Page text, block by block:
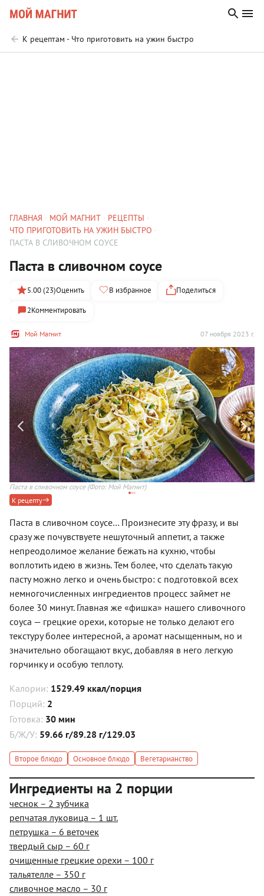
К рецептам - Что приготовить на ужин быстро
ГЛАВНАЯ МОЙ МАГНИТ
РЕЦЕПТЫ
ЧТО ПРИГОТОВИТЬ НА УЖИН БЫСТРО
ПАСТА В СЛИВОЧНОМ СОУСЕ
Паста в сливочном соусе
Мой Магнит 07 ноября 2023 г.
5.00 (23)Оценить В избранное
Поделиться
2Комментировать
Паста в сливочном соусе(Фото: Мой Магнит)
К рецепту
Паста в сливочном соусе… Произнесите эту фразу, и вы
сразу же почувствуете нешуточный аппетит, а также
непреодолимое желание бежать на кухню, чтобы
воплотить идею в жизнь. Тем более, что сделать такую
пасту можно легко и очень быстро: с подготовкой всех
немногочисленных ингредиентов процесс займет не
более 30 минут. Главная же «фишка» нашего сливочного
соуса — грецкие орехи, которые не только делают его
текстуру более интересной, а аромат насыщенным, но и
значительно обогащают вкус, добавляя в него легкую
горчинку и особую теплоту.
Калории: 1529.49 ккал/порция
Порций: 2
Готовка: 30 мин
Б/Ж/У: 59.66 г/89.28 г/129.03
Второе блюдо Основное блюдо Вегетарианство
Ингредиенты на 2 порции
чеснок – 2 зубчика
репчатая луковица – 1 шт.
петрушка – 6 веточек
твердый сыр – 60 г
очищенные грецкие орехи – 100 г
тальятелле – 350 г
сливочное масло – 30 г